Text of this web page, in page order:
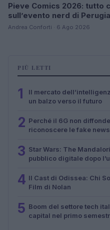
Pieve Comics 2026: tutto
sull’evento nerd di Perugia
Andrea Conforti · 6 Ago 2026
PIÙ LETTI
1
Il mercato
un balzo verso il futuro
2 Perché il 6G non
riconoscere le fake news
3 Star Wars: The
pubblico digitale dopo
4 Il Cast di Odissea: Chi
Film di Nolan
5 Boom del settore tech
capital nel primo